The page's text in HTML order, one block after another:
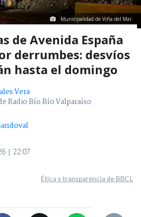
Municipalidad de Viña del Mar.
de Avenida España
derrumbes: desvíos
hasta el domingo
Vera
Radio Bío Bío Valparaíso
| 22:07
Ética y transparencia de BBCL